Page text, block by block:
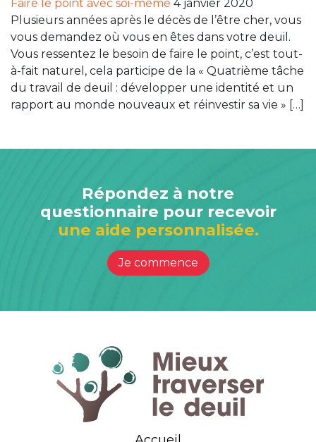
Faire le point avec soi-même 4 janvier 2020
Plusieurs années après le décès de l’être cher, vous
vous demandez où vous en êtes dans votre deuil.
Vous ressentez le besoin de faire le point, c’est tout-
à-fait naturel, cela participe de la « Quatrième tâche
du travail de deuil : développer une identité et un
rapport au monde nouveaux et réinvestir sa vie » […]
Répondez à notre
questionnaire pour recevoir
une aide personnalisée.
Je commence